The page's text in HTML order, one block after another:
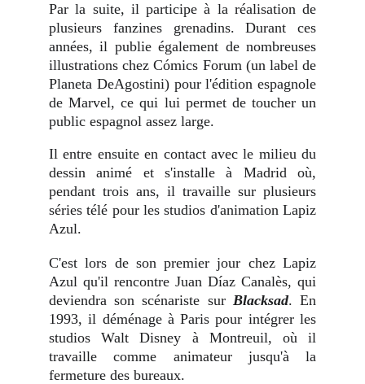
Par la suite, il participe à la réalisation de
plusieurs fanzines grenadins. Durant ces
années, il publie également de nombreuses
illustrations chez Cómics Forum (un label de
Planeta DeAgostini) pour l'édition espagnole
de Marvel, ce qui lui permet de toucher un
public espagnol assez large.
Il entre ensuite en contact avec le milieu du
dessin animé et s'installe à Madrid où,
pendant trois ans, il travaille sur plusieurs
séries télé pour les studios d'animation Lapiz
Azul.
C'est lors de son premier jour chez Lapiz
Azul qu'il rencontre Juan Díaz Canalès, qui
deviendra son scénariste sur Blacksad. En
1993, il déménage à Paris pour intégrer les
studios Walt Disney à Montreuil, où il
travaille comme animateur jusqu'à la
fermeture des bureaux.